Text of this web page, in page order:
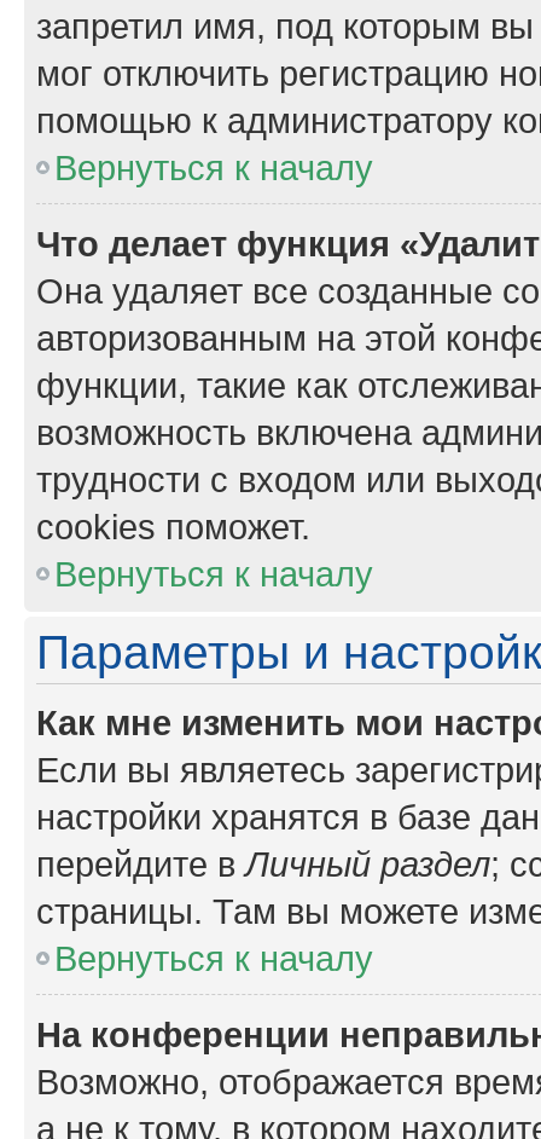
запретил имя, под которым
мог отключить регистрацию
помощью к администратору
Вернуться к началу
Что делает функция
Она удаляет все созданные
авторизованным на этой
функции, такие как
возможность включена
трудности с входом или
cookies поможет.
Вернуться к началу
Параметры и
Как мне изменить мои
Если вы являетесь
настройки хранятся в базе
перейдите вЛичный раздел;
страницы. Там вы можете
Вернуться к началу
На конференции
Возможно, отображается
а не к тому, в котором